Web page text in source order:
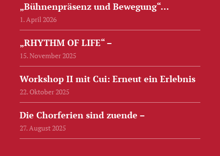
„Bühnenpräsenz und Bewegung“…
1. April 2026
„RHYTHM OF LIFE“ –
15. November 2025
Workshop II mit Cui: Erneut ein Erlebnis
22. Oktober 2025
Die Chorferien sind zuende –
27. August 2025